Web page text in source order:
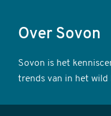
Over Sovon
Sovon is het
trends van in het wild